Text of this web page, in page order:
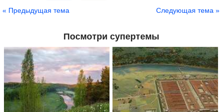
« Предыдущая тема Следующая тема »
Посмотри супертемы